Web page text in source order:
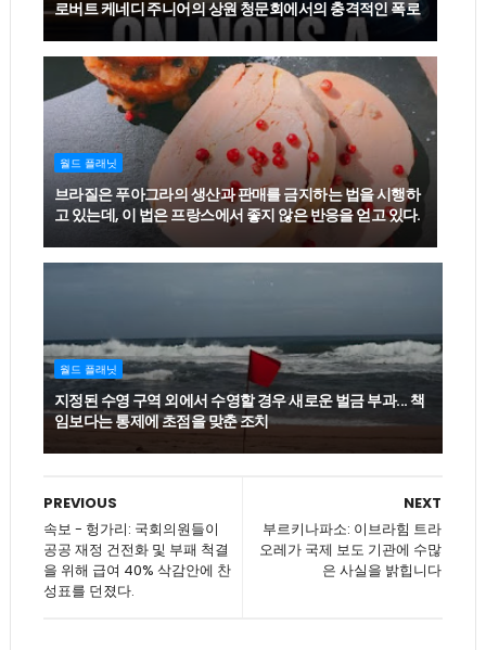
로버트 케네디 주니어의 상원 청문회에서의 충격적인 폭로
월드 플래닛
브라질은 푸아그라의 생산과 판매를 금지하는 법을 시행하
고 있는데, 이 법은 프랑스에서 좋지 않은 반응을 얻고 있다.
월드 플래닛
지정된 수영 구역 외에서 수영할 경우 새로운 벌금 부과... 책
임보다는 통제에 초점을 맞춘 조치
NEXT
부르키나파소: 이브라힘 트라
오레가 국제 보도 기관에 수많
은 사실을 밝힙니다
PREVIOUS
속보 - 헝가리: 국회의원들이
공공 재정 건전화 및 부패 척결
을 위해 급여 40% 삭감안에 찬
성표를 던졌다.